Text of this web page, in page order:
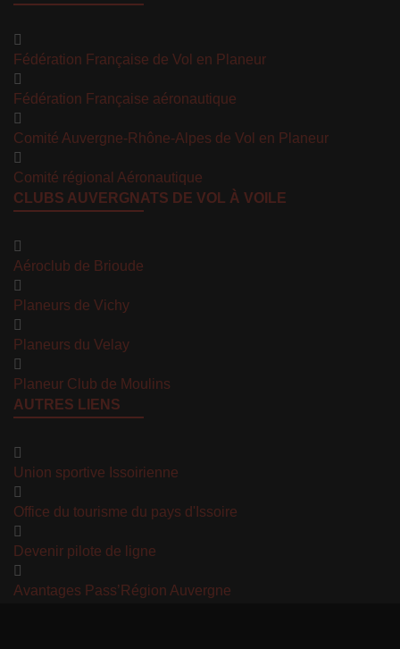
Fédération Française de Vol en Planeur
Fédération Française aéronautique
Comité Auvergne-Rhône-Alpes de Vol en Planeur
Comité régional Aéronautique
CLUBS AUVERGNATS DE VOL À VOILE
Aéroclub de Brioude
Planeurs de Vichy
Planeurs du Velay
Planeur Club de Moulins
AUTRES LIENS
Union sportive Issoirienne
Office du tourisme du pays d'Issoire
Devenir pilote de ligne
Avantages Pass’Région Auvergne